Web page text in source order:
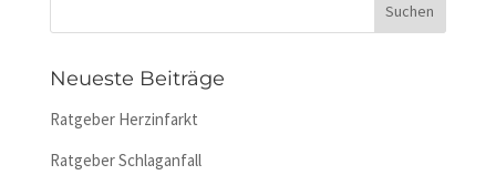
Neueste Beiträge
Ratgeber Herzinfarkt
Ratgeber Schlaganfall